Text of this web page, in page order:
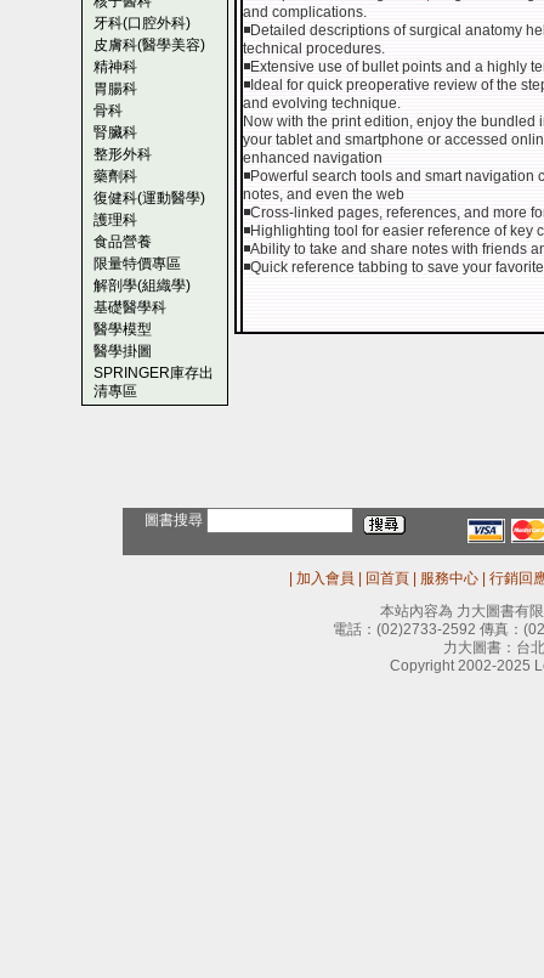
牙科(口腔外科)
皮膚科(醫學美容)
精神科
胃腸科
骨科
腎臟科
整形外科
藥劑科
復健科(運動醫學)
護理科
食品營養
限量特價專區
解剖學(組織學)
基礎醫學科
醫學模型
醫學掛圖
SPRINGER庫存出
清專區
and complications.
◾Detailed descriptions of surgical anatomy
technical procedures.
◾Extensive use of bullet points and a highly
◾Ideal for quick preoperative review of the
and evolving technique.
Now with the print edition, enjoy the
your tablet and smartphone or accessed
enhanced navigation
◾Powerful search tools and smart
notes, and even the web
◾Cross-linked pages, references, and more
◾Highlighting tool for easier reference of key
◾Ability to take and share notes with friends
◾Quick reference tabbing to save your
圖書搜尋
加入會員 回首頁 服務中心
行銷回
本站內容為 力大圖書有
電話： (02)2733-2592 傳真：
力大圖書：台
Copyright 2002-2025